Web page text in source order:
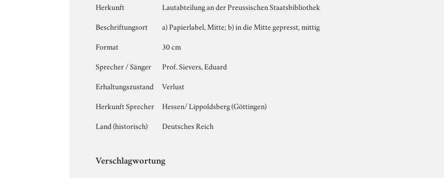
Herkunft
Lautabteilung an der Preussischen Staatsbibliothek
Beschriftungsort
a) Papierlabel, Mitte; b) in die Mitte gepresst, mittig
Format
30 cm
Sprecher / Sänger
Prof. Sievers, Eduard
Erhaltungszustand
Verlust
Herkunft Sprecher
Hessen/ Lippoldsberg (Göttingen)
Land (historisch)
Deutsches Reich
Verschlagwortung